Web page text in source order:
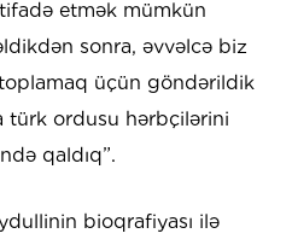
etmək mümkün
sonra, əvvəlcə biz
üçün göndərildik
türk ordusu hərbçilərini
qaldıq”.
bioqrafiyası ilə